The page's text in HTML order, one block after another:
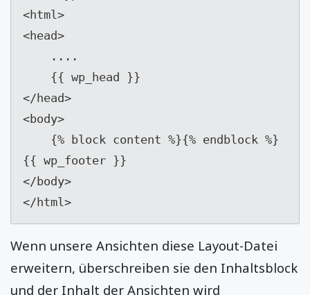
<html>
<head>
</head>
<body>
{{ wp_footer }}
</body>
</html>
Wenn unsere Ansichten diese Layout-Datei
erweitern, überschreiben sie den Inhaltsblock
und der Inhalt der Ansichten wird